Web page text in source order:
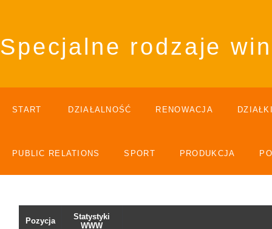
Specjalne rodzaje
START DZIAŁALNOŚĆ RENOWACJA
PUBLIC RELATIONS SPORT PRODUKCJA
Pozycja
Statystyki
WWW